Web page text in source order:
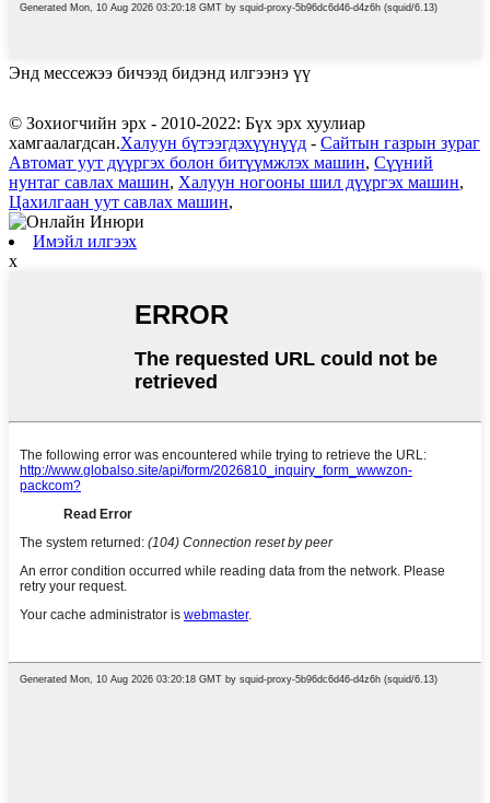
Энд мессежээ бичээд бидэнд илгээнэ үү
© Зохиогчийн эрх - 2010-2022: Бүх эрх хуулиар
хамгаалагдсан.Халуун бүтээгдэхүүнүүд - Сайтын газрын зураг
Автомат уут дүүргэх болон битүүмжлэх машин, Сүүний
нунтаг савлах машин, Халуун ногооны шил дүүргэх машин,
Цахилгаан уут савлах машин,
Имэйл илгээх
x